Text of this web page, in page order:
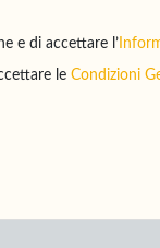
e di accettare l’
le Condizioni